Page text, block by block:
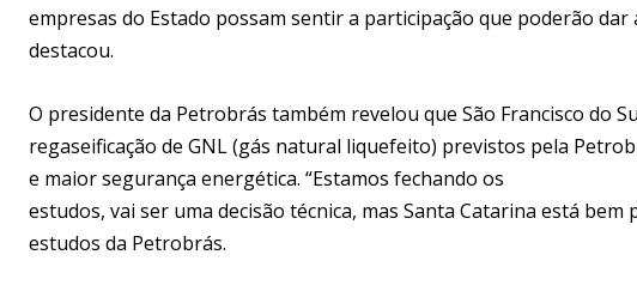
empresas do Estado possam sentir a participação que poderão dar
destacou.
O presidente da Petrobrás também revelou que São Francisco do
regaseificação de GNL (gás natural liquefeito) previstos pela
e maior segurança energética. “Estamos fechando os
estudos, vai ser uma decisão técnica, mas Santa Catarina está
estudos da Petrobrás.